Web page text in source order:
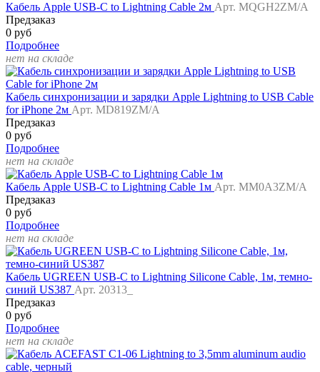
Кабель Apple USB-C to Lightning Cable 2м Арт. MQGH2ZM/A
Предзаказ
0 руб
Подробнее
нет на складе
Кабель синхронизации и зарядки Apple Lightning to USB Cable
for iPhone 2м Арт. MD819ZM/A
Предзаказ
0 руб
Подробнее
нет на складе
Кабель Apple USB-C to Lightning Cable 1м Арт. MM0A3ZM/A
Предзаказ
0 руб
Подробнее
нет на складе
Кабель UGREEN USB-C to Lightning Silicone Cable, 1м, темно-
синий US387 Арт. 20313_
Предзаказ
0 руб
Подробнее
нет на складе